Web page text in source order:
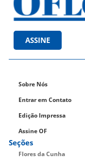
ASSINE
Sobre Nós
Entrar em Contato
Edição Impressa
Assine OF
Seções
Flores da Cunha